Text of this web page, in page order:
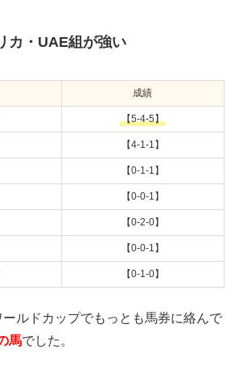
カ・UAE組が強い
成績
【5-4-5】
【4-1-1】
【0-1-1】
【0-0-1】
【0-2-0】
【0-0-1】
【0-1-0】
ルドカップでもっとも馬券に絡んで
馬でした。